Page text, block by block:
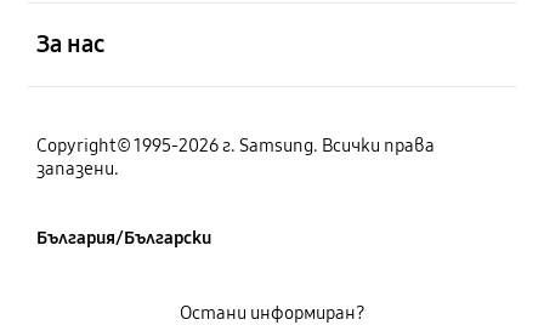
За нас
Copyright© 1995-2026 г. Samsung. Всички права
запазени.
България/Български
Остани информиран?